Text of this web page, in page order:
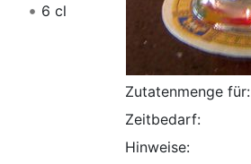
Zutatenmenge für:
Zeitbedarf:
Hinweise:
6 cl